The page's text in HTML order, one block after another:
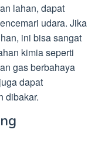
lahan, dapat
udara. Jika
ini bisa sangat
kimia seperti
gas berbahaya
dapat
dibakar.